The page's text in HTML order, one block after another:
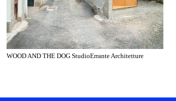
WOOD AND THE DOG StudioErrante Architetture